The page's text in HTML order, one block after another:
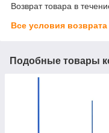
Возврат товара в
Все условия возврата
Подобные товары